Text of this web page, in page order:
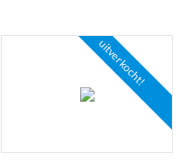
uitverkocht!